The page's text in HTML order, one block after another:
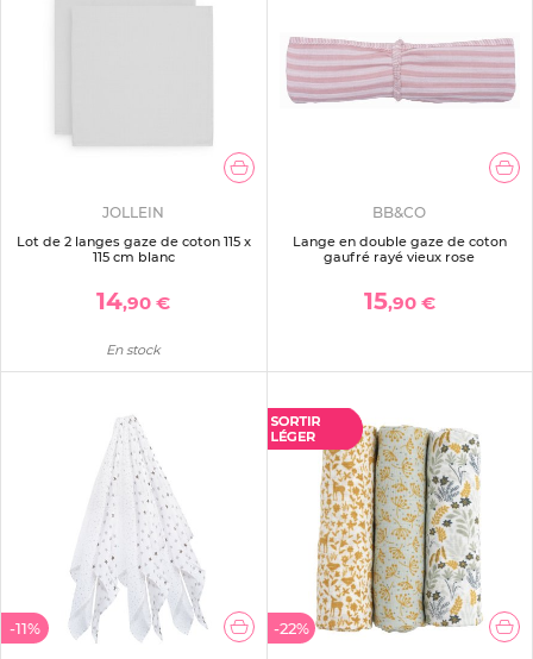
JOLLEIN
Lot de 2 langes gaze de coton 115 x
115 cm blanc
14,90 €
En stock
BB&CO
Lange en double gaze de coton
gaufré rayé vieux rose
15,90 €
-11% -22%